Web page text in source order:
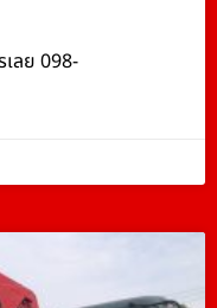
ลย 098-